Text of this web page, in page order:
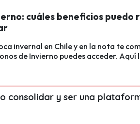
cuáles beneficios puedo
invernal en Chile y en la nota te
de Invierno puedes acceder. Aquí
consolidar y ser una